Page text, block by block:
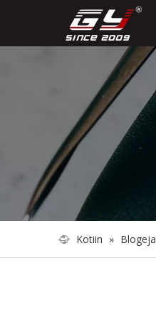
Kotiin » Blogeja